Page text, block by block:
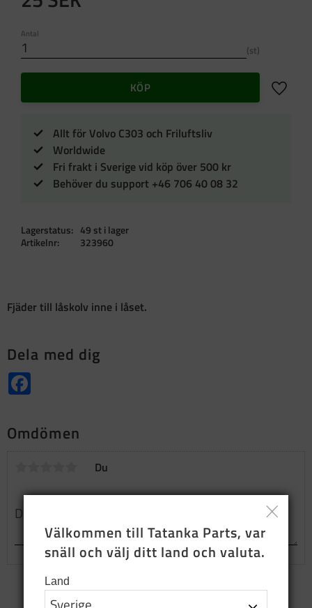
Antal
st
KÖP Lägg
Allt för Volvo C303 och Friluftsliv
Worldwide
Fri frakt i Sverige vid köp över 500 kr
Behöver du support +46 706 40 08 32
Lagerstatus
49 st i lager
Artikelnr
323960
Fjäder till låskolv inne i låset.
Dela med dig
Omdömen
Du
Välkommen till Tatanka Parts, var
snäll och välj ditt land och valuta.
Land